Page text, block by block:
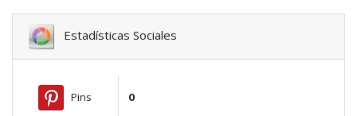
Estadísticas Sociales
Pins 0